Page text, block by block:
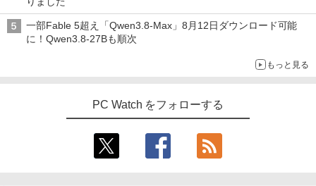
￥2,009
Webカメラ zoom 軽量薄型 無線 型番更
新で在庫処分
【中古】 店長セレクト おまかせA4ノー
トパソコン Windows10 お気軽ノートPC
載 液晶15インチ 中古ノートパソコン DV
Dドライブ(内蔵or外付) WPS Office付き
4
【エントリーでポイント100％還元のチ
ャンス】GMKtec M8 ミニPC【AMD Ryz
en 5 PRO 6650H 16GB 512GB】4.5GH
11 Pro LPDDR5 6400MT/s 16T増設 3画
8K コンパクト
4
【2025新型】モバイルモニター15.6イン
チ モバイルディスプレイ ポータブルモニ
タ ゲームモニタ ー スイッチ用モニター
ts 非光沢IPSパネル 100%広色域 HDRモ
XVDL
￥8,800
魔女と傭兵（9） 【電子書籍】[ 宮木真人
￥792
一部Fable 5超え「Qwen3.8-Max」8月12日ダウンロード可能
に！Qwen3.8-27Bも順次
もっと見る
PC Watch をフォローする